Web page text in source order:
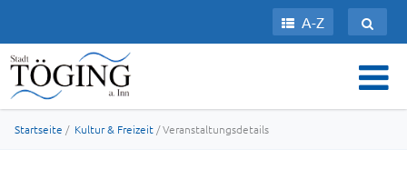
A-Z
Startseite / Kultur & Freizeit / Veranstaltungsdetails